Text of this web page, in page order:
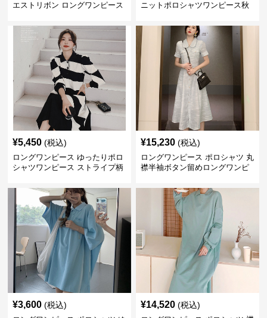
エストリボン ロングワンピース
ニットポロシャツワンピース秋
¥5,450 (税込)
ロングワンピース ゆったりポロ
シャツワンピース ストライプ柄
¥15,230 (税込)
ロングワンピース ポロシャツ 丸
襟半袖ボタン留めロングワンピ
¥3,600 (税込) ¥14,520 (税込)